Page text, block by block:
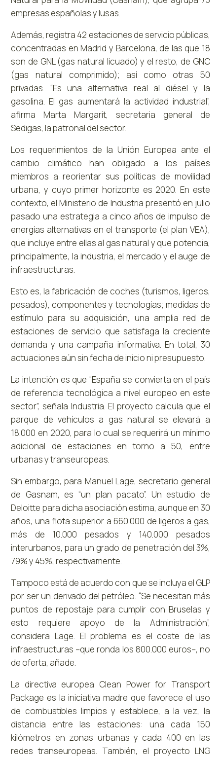
empresas españolas y lusas.
Además, registra 42 estaciones de servicio públicas,
concentradas en Madrid y Barcelona, de las que 18
son de GNL (gas natural licuado) y el resto, de GNC
(gas natural comprimido); así como otras 50
privadas. “Es una alternativa real al diésel y la
gasolina. El gas aumentará la actividad industrial”,
afirma Marta Margarit, secretaria general de
Sedigas, la patronal del sector.
Los requerimientos de la Unión Europea ante el
cambio climático han obligado a los países
miembros a reorientar sus políticas de movilidad
urbana, y cuyo primer horizonte es 2020. En este
contexto, el Ministerio de Industria presentó en julio
pasado una estrategia a cinco años de impulso de
energías alternativas en el transporte (el plan VEA),
que incluye entre ellas al gas natural y que potencia,
principalmente, la industria, el mercado y el auge de
infraestructuras.
Esto es, la fabricación de coches (turismos, ligeros,
pesados), componentes y tecnologías; medidas de
estímulo para su adquisición, una amplia red de
estaciones de servicio que satisfaga la creciente
demanda y una campaña informativa. En total, 30
actuaciones aún sin fecha de inicio ni presupuesto.
La intención es que “España se convierta en el país
de referencia tecnológica a nivel europeo en este
sector”, señala Industria. El proyecto calcula que el
parque de vehículos a gas natural se elevará a
18.000 en 2020, para lo cual se requerirá un mínimo
adicional de estaciones en torno a 50, entre
urbanas y transeuropeas.
Sin embargo, para Manuel Lage, secretario general
de Gasnam, es “un plan pacato”. Un estudio de
Deloitte para dicha asociación estima, aunque en 30
años, una flota superior a 660.000 de ligeros a gas,
más de 10.000 pesados y 140.000 pesados
interurbanos, para un grado de penetración del 3%,
79% y 45%, respectivamente.
Tampoco está de acuerdo con que se incluya el GLP
por ser un derivado del petróleo. “Se necesitan más
puntos de repostaje para cumplir con Bruselas y
esto requiere apoyo de la Administración”,
considera Lage. El problema es el coste de las
infraestructuras –que ronda los 800.000 euros–, no
de oferta, añade.
La directiva europea Clean Power for Transport
Package es la iniciativa madre que favorece el uso
de combustibles limpios y establece, a la vez, la
distancia entre las estaciones: una cada 150
kilómetros en zonas urbanas y cada 400 en las
redes transeuropeas. También, el proyecto LNG